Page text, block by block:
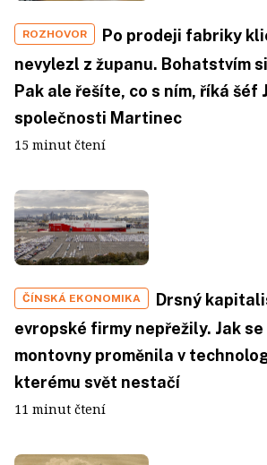
ROZHOVOR
Po prodeji fabriky
nevylezl z županu. Bohatstvím
Pak ale řešíte, co s ním, říká šéf
společnosti Martinec
15 minut čtení
ČÍNSKÁ EKONOMIKA
Drsný
evropské firmy nepřežily. Jak se
montovny proměnila v
kterému svět nestačí
11 minut čtení